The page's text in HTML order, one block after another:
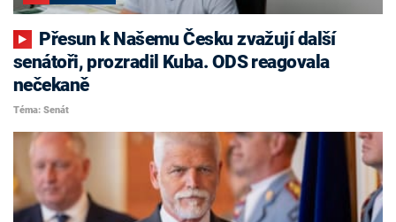
senátoři, prozradil Kuba. ODS reagovala
nečekaně
Téma: Senát